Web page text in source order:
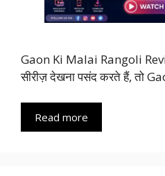
Gaon Ki Malai Rangoli
सीरीज़ देखना पसंद करते हैं, तो
Read more